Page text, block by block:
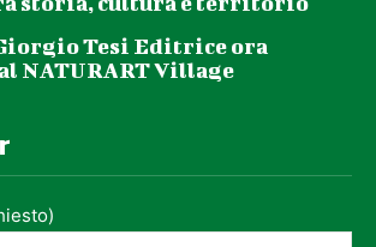
Tesi Editrice ora
NATURART Village